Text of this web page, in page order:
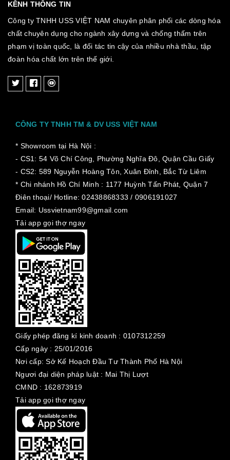
KÊNH THÔNG TIN
Công ty TNHH USS VIỆT NAM chuyên phân phối các dòng hóa
chất chuyên dụng cho ngành xây dựng và chống thấm trên
phạm vị toàn quốc, là đối tác tin cậy của nhiều nhà thầu, tập
đoàn hóa chất lớn trên thế giới.
CÔNG TY TNHH TM & DV USS VIỆT NAM
* Showroom tại Hà Nội :
- CS1: 54 Võ Chí Công, Phường Nghĩa Đô, Quận Cầu Giấy
- CS2: 589 Nguyễn Hoàng Tôn, Xuân Đỉnh, Bắc Từ Liêm
* Chi nhánh Hồ Chí Minh : 1177 Huỳnh Tấn Phát, Quận 7
Điên thoại/ Hotline: 02438868333 / 0906191027
Email: Ussvietnam99@gmail.com
Tải app gọi thợ ngay
Giấy phép đăng kí kinh doanh : 0107312259
Cấp ngày : 25/01/2016
Nơi cấp: Sở Kế Hoạch Đầu Tư Thành Phố Hà Nội
Ngươi đại diện pháp luật : Mai Thị Lượt
CMND : 162873919
Tải app gọi thợ ngay